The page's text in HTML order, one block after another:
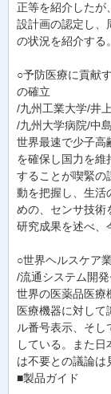
正等を紹介したが
設計画の認定し、
の状況を紹介する。
○予防医療に貢献
の確立
/九州工業大学/井
/九州大学病院/中
世界最速で少子高
を確保し国力を維
することが喫緊の
動を把握し、生活
めの、センサ技術
研究成果を述べ、
○世界ヘルスケア
/流通システム開
世界の医薬品医療
医療機器に対し
ル番号表示、そ
している。また
は不要との議論は
■製品ガイド